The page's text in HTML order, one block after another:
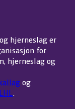
hjerneslag er
for
hjerneslag og
og
.